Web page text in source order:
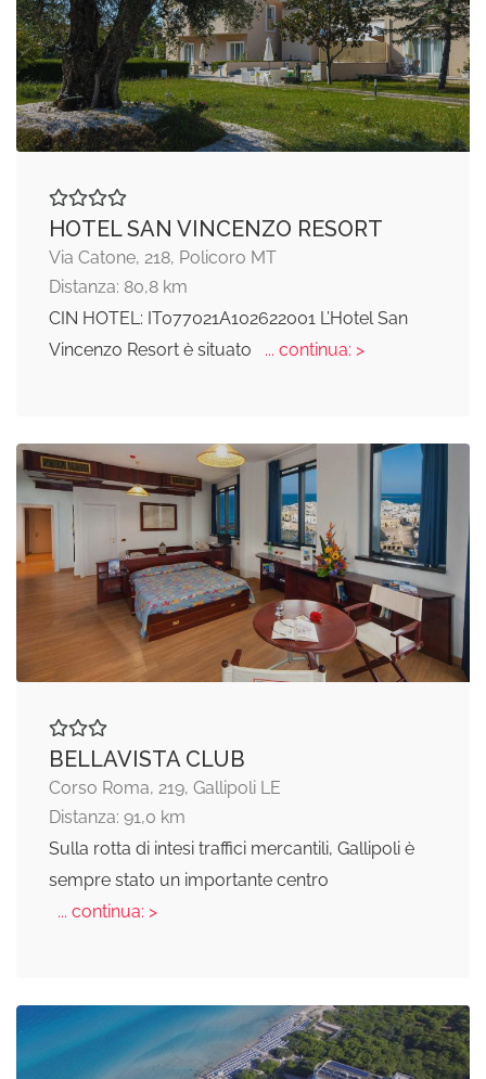
HOTEL SAN VINCENZO RESORT
Via Catone, 218, Policoro MT
Distanza: 80,8 km
CIN HOTEL: IT077021A102622001 L’Hotel San
Vincenzo Resort è situato
... continua: >
BELLAVISTA CLUB
Corso Roma, 219, Gallipoli LE
Distanza: 91,0 km
Sulla rotta di intesi traffici mercantili, Gallipoli è
sempre stato un importante centro
... continua: >